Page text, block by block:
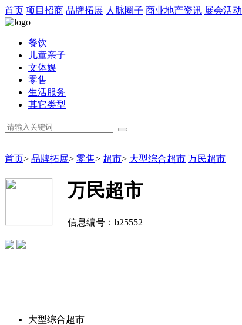
首页 项目招商 品牌拓展 人脉圈子 商业地产资讯 展会活动
餐饮
儿童亲子
文体娱
零售
生活服务
其它类型
首页> 品牌拓展> 零售> 超市> 大型综合超市 万民超市
万民超市
信息编号：b25552
大型综合超市